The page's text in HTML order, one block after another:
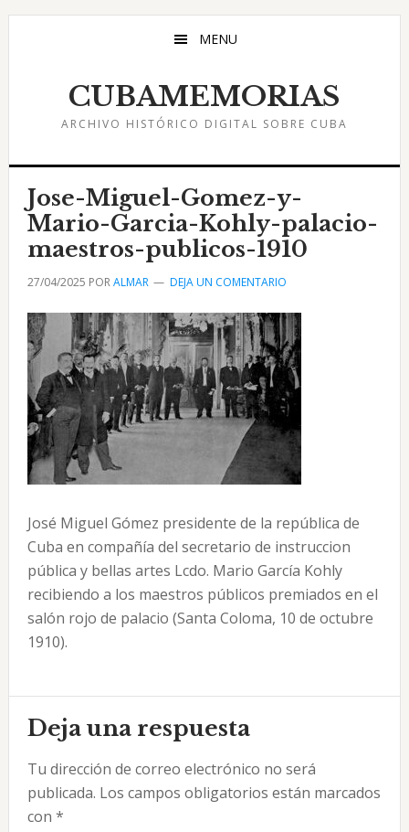
Saltar
Saltar
Saltar
MENU
CUBAMEMORIAS
ARCHIVO HISTÓRICO DIGITAL SOBRE CUBA
Jose-Miguel-Gomez-y-
Mario-Garcia-Kohly-palacio-
maestros-publicos-1910
27/04/2025 PORALMAR DEJA UN COMENTARIO
José Miguel Gómez presidente de la república de
Cuba en compañía del secretario de instruccion
pública y bellas artes Lcdo. Mario García Kohly
recibiendo a los maestros públicos premiados en el
salón rojo de palacio (Santa Coloma, 10 de octubre
1910).
Interacciones
con
los
lectores
Deja una respuesta
Tu dirección de correo electrónico no será
publicada. Los campos obligatorios están marcados
con *